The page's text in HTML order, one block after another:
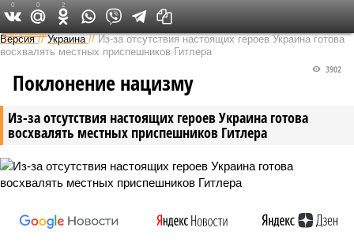
Федеральный выпуск
Версия //Украина //Из-за отсутствия настоящих героев Украина готова
восхвалять местных приспешников Гитлера
Из-за отсутствия настоящих героев Украина готова
восхвалять местных приспешников Гитлера
3902
Поклонение нацизму
0 0 2